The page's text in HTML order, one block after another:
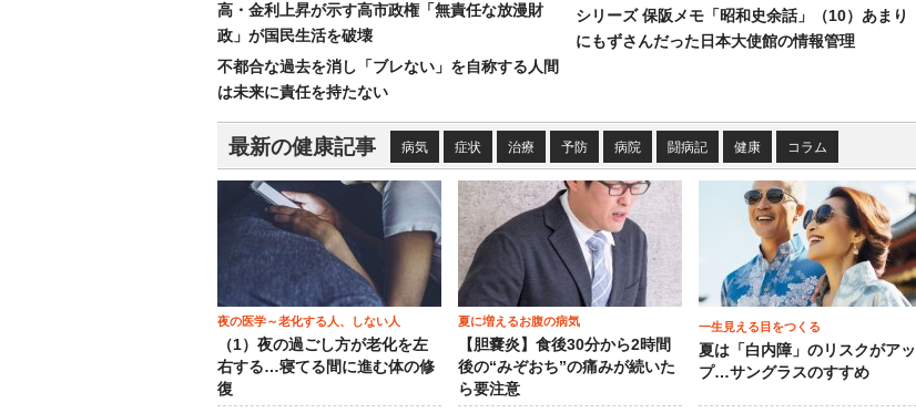
高・金利上昇が示す高市政権「無責任な放漫財
政」が国民生活を破壊
不都合な過去を消し「ブレない」を自称する人間
は未来に責任を持たない
シリーズ 保阪メモ「昭和史余話」（10）あまり
にもずさんだった日本大使館の情報管理
最新の健康記事 病気 症状 治療 予防 病院 闘病記 健康 コラム
夜の医学～老化する人、しない人
（1）夜の過ごし方が老化を左
右する…寝てる間に進む体の修
復
夏に増えるお腹の病気
【胆嚢炎】食後30分から2時間
後の“みぞおち”の痛みが続いた
ら要注意
一生見える目をつくる
夏は「白内障」のリスクがアッ
プ…サングラスのすすめ